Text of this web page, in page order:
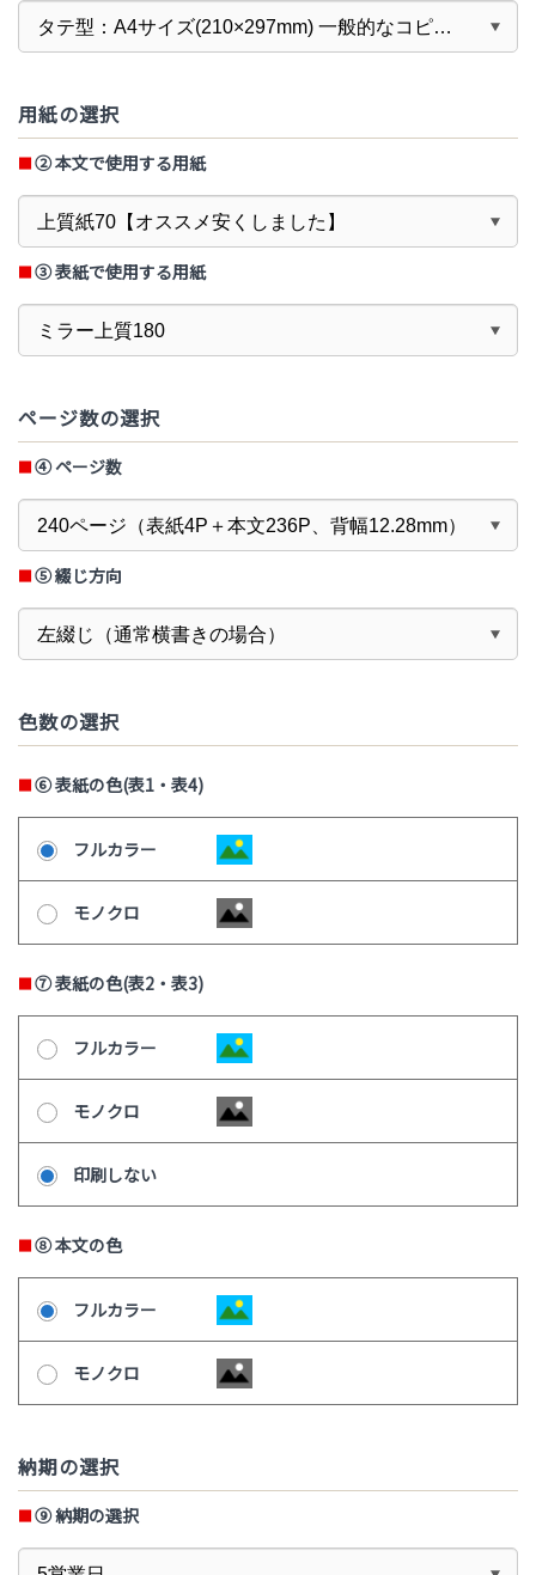
用紙の選択
② 本文で使用する用紙
③ 表紙で使用する用紙
ページ数の選択
④ページ数
⑤綴じ方向
色数の選択
⑥表紙の色(表1・表4)
フルカラー
モノクロ
⑦表紙の色(表2・表3)
フルカラー
モノクロ
印刷しない
⑧本文の色
フルカラー
モノクロ
納期の選択
⑨納期の選択